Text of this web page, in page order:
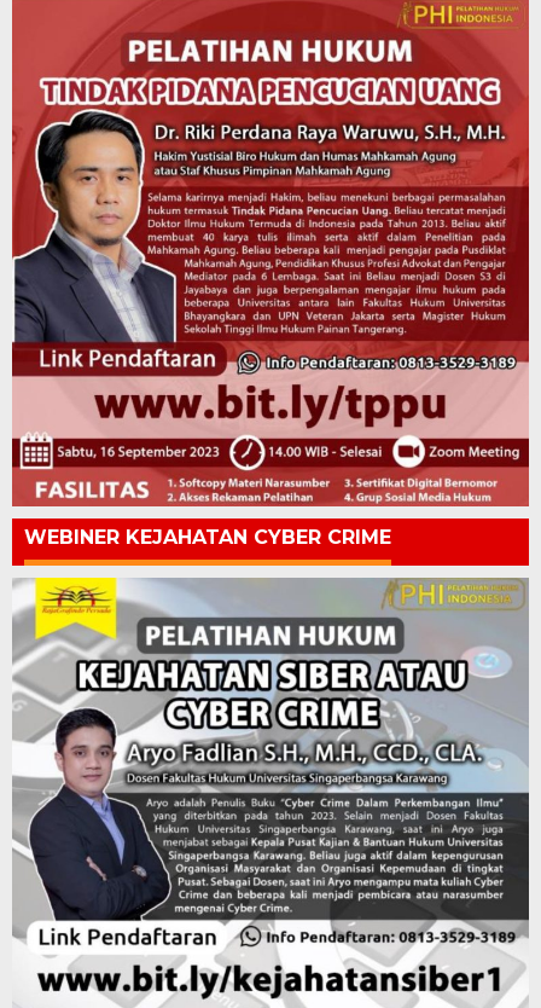
WEBINER KEJAHATAN CYBER CRIME